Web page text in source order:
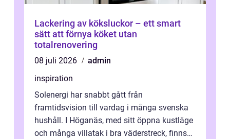
Lackering av köksluckor – ett smart
sätt att förnya köket utan
totalrenovering
08 juli 2026
admin
inspiration
Solenergi har snabbt gått från
framtidsvision till vardag i många svenska
hushåll. I Höganäs, med sitt öppna kustläge
och många villatak i bra väderstreck, finns